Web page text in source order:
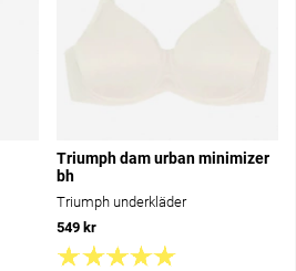
Triumph dam urban minimizer
bh
Triumph underkläder
549 kr